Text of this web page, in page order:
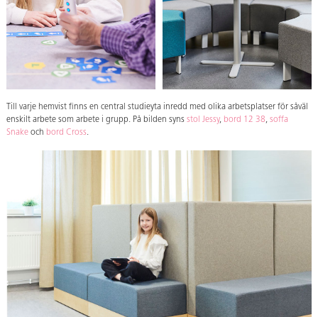
Till varje hemvist finns en central studieyta inredd med olika arbetsplatser för såväl
enskilt arbete som arbete i grupp. På bilden syns stol Jessy, bord 12 38, soffa
Snake och bord Cross.